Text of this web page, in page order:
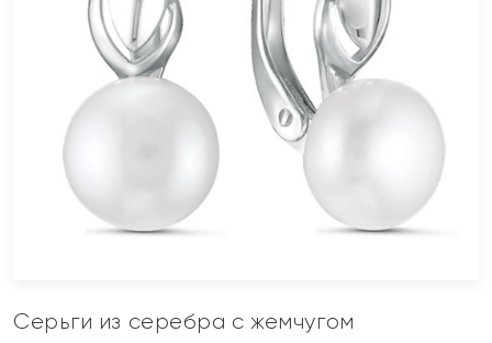
Серьги из серебра с жемчугом